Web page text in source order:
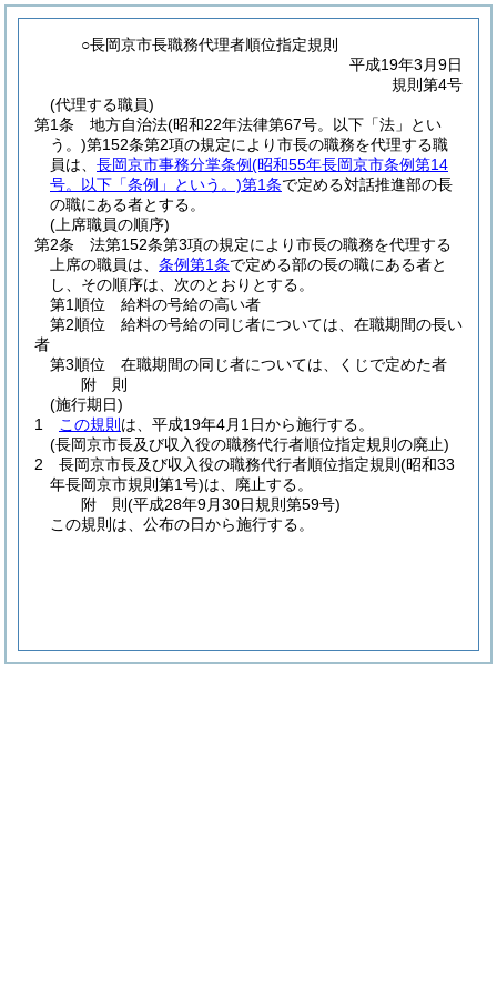
○長岡京市長職務代理者順位指定規則
平成19年3月9日
規則第4号
(代理する職員)
第1条
地方自治法(昭和22年法律第67号。以下「法」とい
う。)第152条第2項の規定により市長の職務を代理する職
員は、 長岡京市事務分掌条例(昭和55年長岡京市条例第14
号。以下「条例」という。)第1条で定める対話推進部の長
の職にある者とする。
(上席職員の順序)
第2条
法第152条第3項の規定により市長の職務を代理する
上席の職員は、 条例第1条で定める部の長の職にある者と
し、その順序は、次のとおりとする。
第1順位 給料の号給の高い者
第2順位 給料の号給の同じ者については、在職期間の長い
者
第3順位 在職期間の同じ者については、くじで定めた者
附 則
(施行期日)
1
この規則 は、平成19年4月1日から施行する。
(長岡京市長及び収入役の職務代行者順位指定規則の廃止)
2
長岡京市長及び収入役の職務代行者順位指定規則 (昭和33
年長岡京市規則第1号)は、廃止する。
附 則(平成28年9月30日規則第59号)
この規則は、公布の日から施行する。